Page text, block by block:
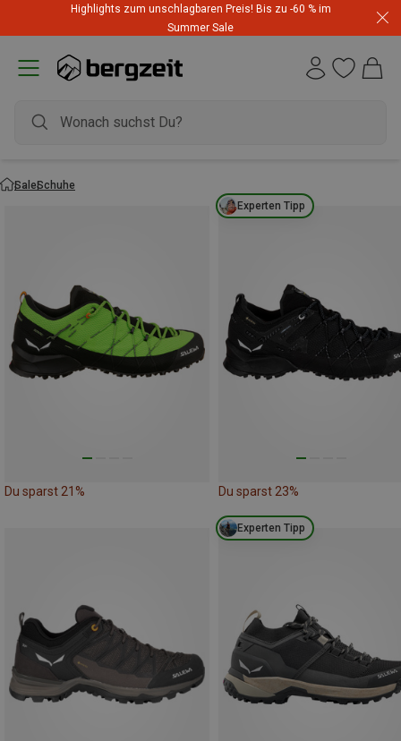
Highlights zum unschlagbaren Preis! Bis zu -60 % im
Summer Sale
SaleSchuhe
Du sparst 21%
Experten Tipp
Du sparst 23%
Experten Tipp